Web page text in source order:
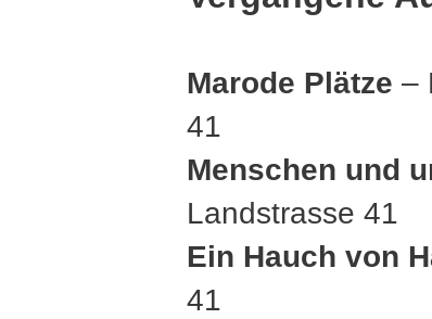
Marode Plätze –
41
Menschen und
Landstrasse 41
Ein Hauch von
41